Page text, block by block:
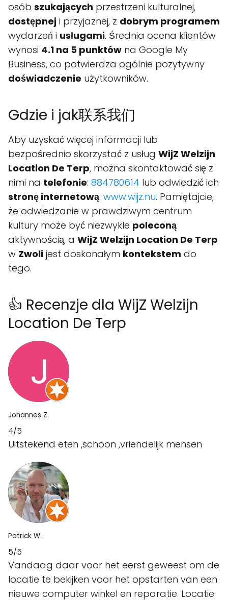
osób szukających przestrzeni kulturalnej,
dostępnej i przyjaznej, z dobrym programem
wydarzeń i usługami. Średnia ocena klientów
wynosi 4.1 na 5 punktów na Google My
Business, co potwierdza ogólnie pozytywny
doświadczenie użytkowników.
Gdzie i jak联系我们
Aby uzyskać więcej informacji lub
bezpośrednio skorzystać z usług WijZ Welzijn
Location De Terp, można skontaktować się z
nimi na telefonie: 884780614 lub odwiedzić ich
stronę internetową: www.wijz.nu. Pamiętajcie,
że odwiedzanie w prawdziwym centrum
kultury może być niezwykle poleconą
aktywnością, a WijZ Welzijn Location De Terp
w Zwoli jest doskonałym kontekstem do
tego.
👍 Recenzje dla WijZ Welzijn
Location De Terp
Johannes Z.
4/5
Uitstekend eten ,schoon ,vriendelijk mensen
Patrick W.
5/5
Vandaag daar voor het eerst geweest om de
locatie te bekijken voor het opstarten van een
nieuwe computer winkel en reparatie. Locatie